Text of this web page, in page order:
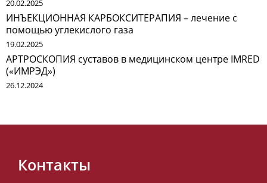
20.02.2025
ИНЪЕКЦИОННАЯ КАРБОКСИТЕРАПИЯ – лечение с
помощью углекислого газа
19.02.2025
АРТРОСКОПИЯ суставов в медицинском центре IMRED
(«ИМРЭД»)
26.12.2024
Контакты